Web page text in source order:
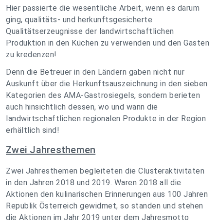
Hier passierte die wesentliche Arbeit, wenn es darum
ging, qualitäts- und herkunftsgesicherte
Qualitätserzeugnisse der landwirtschaftlichen
Produktion in den Küchen zu verwenden und den Gästen
zu kredenzen!
Denn die Betreuer in den Ländern gaben nicht nur
Auskunft über die Herkunftsauszeichnung in den sieben
Kategorien des AMA-Gastrosiegels, sondern berieten
auch hinsichtlich dessen, wo und wann die
landwirtschaftlichen regionalen Produkte in der Region
erhältlich sind!
Zwei Jahresthemen
Zwei Jahresthemen begleiteten die Clusteraktivitäten
in den Jahren 2018 und 2019. Waren 2018 all die
Aktionen den kulinarischen Erinnerungen aus 100 Jahren
Republik Österreich gewidmet, so standen und stehen
die Aktionen im Jahr 2019 unter dem Jahresmotto